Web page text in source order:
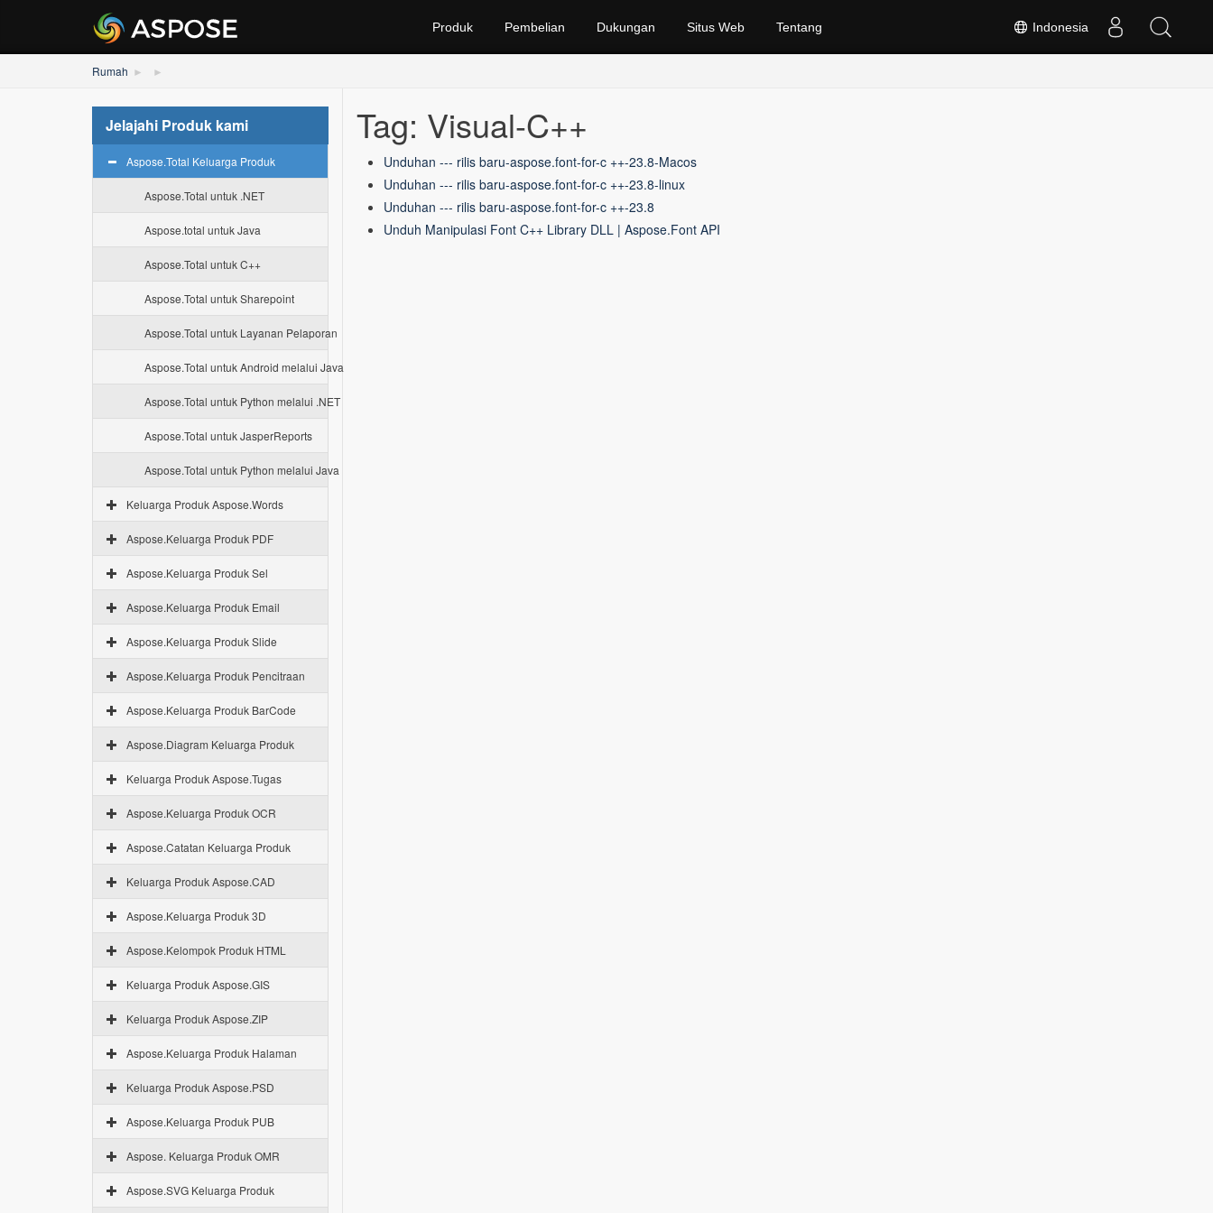
Indonesia
Produk Pembelian Dukungan Situs Web Tentang
Rumah
Jelajahi Produk kami
Aspose.Total Keluarga Produk
Aspose.Total untuk .NET
Aspose.total untuk Java
Aspose.Total untuk C++
Aspose.Total untuk Sharepoint
Aspose.Total untuk Layanan Pelaporan
Aspose.Total untuk Android melalui Java
Aspose.Total untuk Python melalui .NET
Aspose.Total untuk JasperReports
Aspose.Total untuk Python melalui Java
Keluarga Produk Aspose.Words
Aspose.Keluarga Produk PDF
Aspose.Keluarga Produk Sel
Aspose.Keluarga Produk Email
Aspose.Keluarga Produk Slide
Aspose.Keluarga Produk Pencitraan
Aspose.Keluarga Produk BarCode
Aspose.Diagram Keluarga Produk
Keluarga Produk Aspose.Tugas
Aspose.Keluarga Produk OCR
Aspose.Catatan Keluarga Produk
Keluarga Produk Aspose.CAD
Aspose.Keluarga Produk 3D
Aspose.Kelompok Produk HTML
Keluarga Produk Aspose.GIS
Keluarga Produk Aspose.ZIP
Aspose.Keluarga Produk Halaman
Keluarga Produk Aspose.PSD
Aspose.Keluarga Produk PUB
Aspose. Keluarga Produk OMR
Aspose.SVG Keluarga Produk
Tag: Visual-C++
Unduhan --- rilis baru-aspose.font-for-c ++-23.8-Macos
Unduhan --- rilis baru-aspose.font-for-c ++-23.8-linux
Unduhan --- rilis baru-aspose.font-for-c ++-23.8
Unduh Manipulasi Font C++ Library DLL | Aspose.Font API